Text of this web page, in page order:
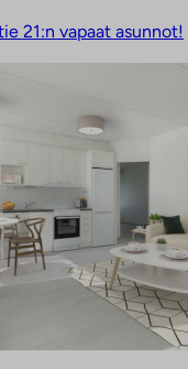
21:n vapaat asunnot!